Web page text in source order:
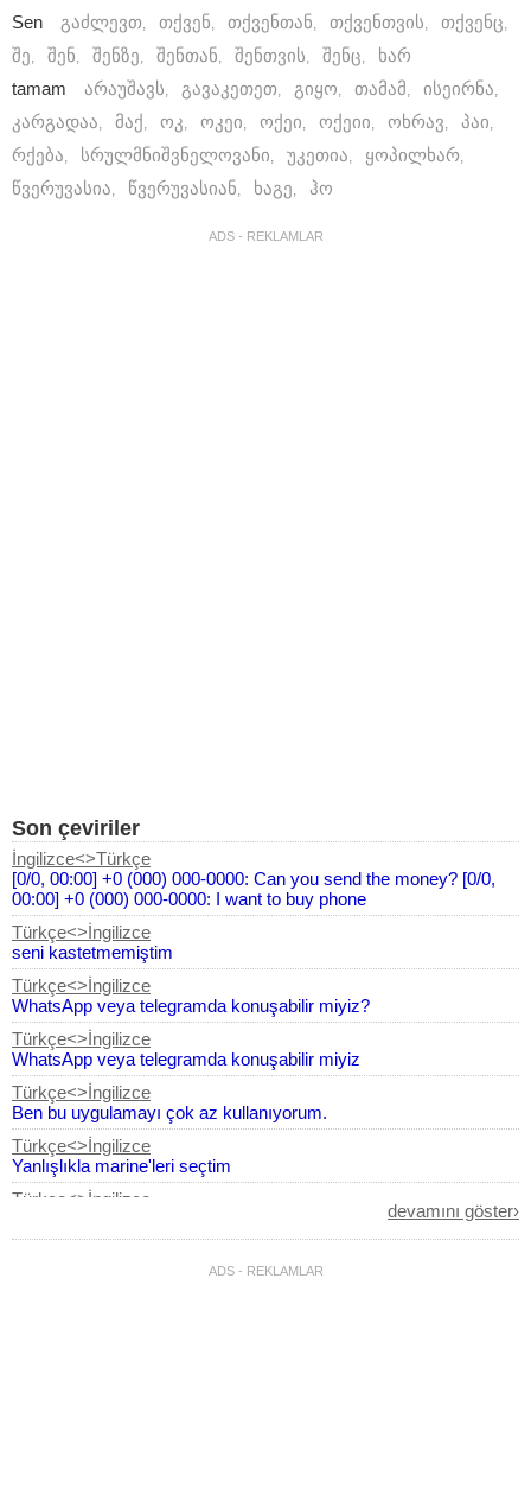
Sen
გაძლევთ, თქვენ, თქვენთან, თქვენთვის, თქვენც,
შე, შენ, შენზე, შენთან, შენთვის, შენც, ხარ
tamam
არაუშავს, გავაკეთეთ, გიყო, თამამ, ისეირნა,
კარგადაა, მაქ , ოკ, ოკეი, ოქეი, ოქეიი, ოხრავ, პაი,
რქება, სრულმნიშვნელოვანი, უკეთია, ყოპილხარ,
წვერუვასია, წვერუვასიან, ხაგე, ჰო
ADS - REKLAMLAR
Son çeviriler
İngilizce<>Türkçe
[0/0, 00:00] +0 (000) 000-0000: Can you send the money? [0/0,
00:00] +0 (000) 000-0000: I want to buy phone
Türkçe<>İngilizce
seni kastetmemiştim
Türkçe<>İngilizce
WhatsApp veya telegramda konuşabilir miyiz?
Türkçe<>İngilizce
WhatsApp veya telegramda konuşabilir miyiz
Türkçe<>İngilizce
Ben bu uygulamayı çok az kullanıyorum.
Türkçe<>İngilizce
Yanlışlıkla marine'leri seçtim
Türkçe<>İngilizce
devamını göster›
ADS - REKLAMLAR